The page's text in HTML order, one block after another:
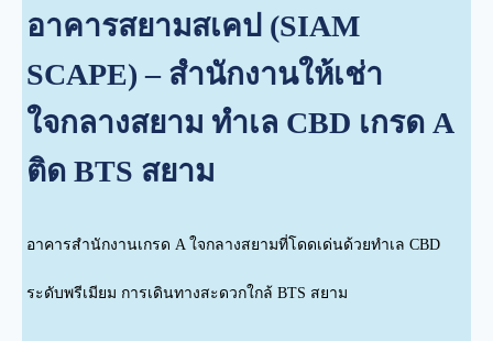
อาคารสยามสเคป (SIAM
SCAPE) – สำนักงานให้เช่า
ใจกลางสยาม ทำเล CBD เกรด A
ติด BTS สยาม
อาคารสำนักงานเกรด A ใจกลางสยามที่โดดเด่นด้วยทำเล CBD
ระดับพรีเมียม การเดินทางสะดวกใกล้ BTS สยาม